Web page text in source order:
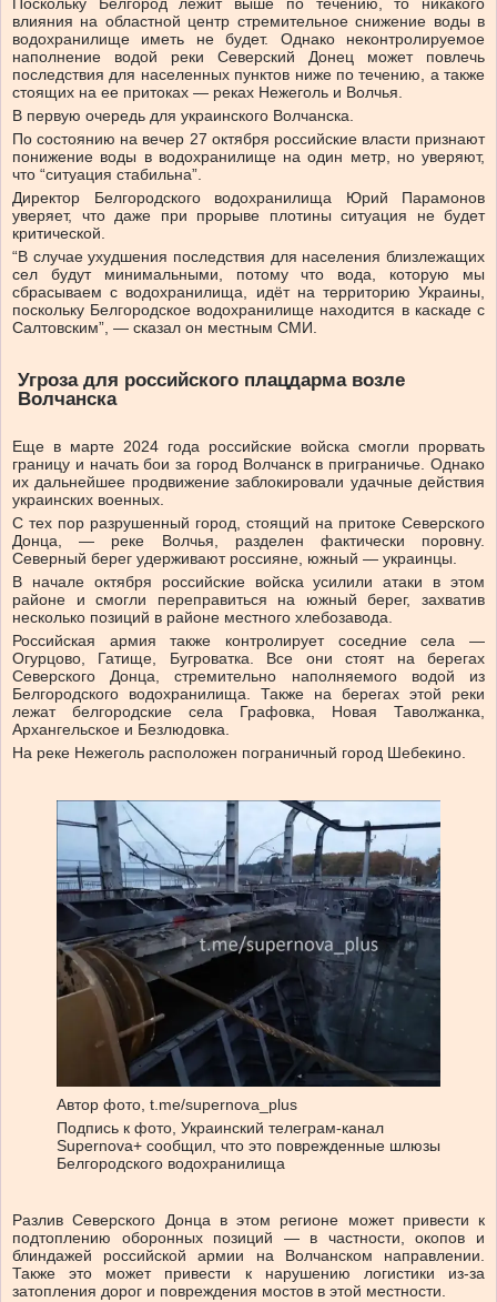
влияния на областной центр стремительное снижение воды в
водохранилище иметь не будет. Однако неконтролируемое
наполнение водой реки Северский Донец может повлечь
последствия для населенных пунктов ниже по течению, а также
стоящих на ее притоках — реках Нежеголь и Волчья.
В первую очередь для украинского Волчанска.
По состоянию на вечер 27 октября российские власти признают
понижение воды в водохранилище на один метр, но уверяют,
что “ситуация стабильна”.
Директор Белгородского водохранилища Юрий Парамонов
уверяет, что даже при прорыве плотины ситуация не будет
критической.
“В случае ухудшения последствия для населения близлежащих
сел будут минимальными, потому что вода, которую мы
сбрасываем с водохранилища, идёт на территорию Украины,
поскольку Белгородское водохранилище находится в каскаде с
Салтовским”, — сказал он местным СМИ.
Угроза для российского плацдарма возле
Волчанска
Еще в марте 2024 года российские войска смогли прорвать
границу и начать бои за город Волчанск в приграничье. Однако
их дальнейшее продвижение заблокировали удачные действия
украинских военных.
С тех пор разрушенный город, стоящий на притоке Северского
Донца, — реке Волчья, разделен фактически поровну.
Северный берег удерживают россияне, южный — украинцы.
В начале октября российские войска усилили атаки в этом
районе и смогли переправиться на южный берег, захватив
несколько позиций в районе местного хлебозавода.
Российская армия также контролирует соседние села —
Огурцово, Гатище, Бугроватка. Все они стоят на берегах
Северского Донца, стремительно наполняемого водой из
Белгородского водохранилища. Также на берегах этой реки
лежат белгородские села Графовка, Новая Таволжанка,
Архангельское и Безлюдовка.
На реке Нежеголь расположен пограничный город Шебекино.
Автор фото, t.me/supernova_plus
Подпись к фото, Украинский телеграм-канал
Supernova+ сообщил, что это поврежденные шлюзы
Белгородского водохранилища
Разлив Северского Донца в этом регионе может привести к
подтоплению оборонных позиций — в частности, окопов и
блиндажей российской армии на Волчанском направлении.
Также это может привести к нарушению логистики из-за
затопления дорог и повреждения мостов в этой местности.